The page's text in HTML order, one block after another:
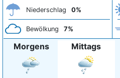
Niederschlag 0%
Bewölkung 7%
Morgens Mittags